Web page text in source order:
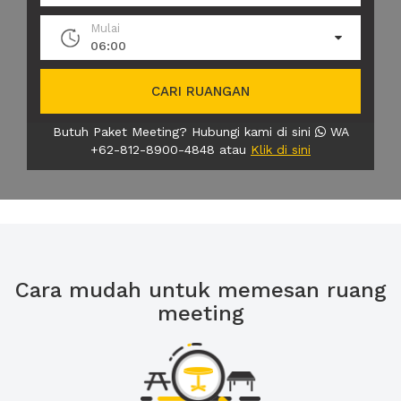
Mulai
06:00
CARI RUANGAN
Butuh Paket Meeting? Hubungi kami di sini
WA
+62-812-8900-4848 atau Klik di sini
Cara mudah untuk memesan ruang
meeting